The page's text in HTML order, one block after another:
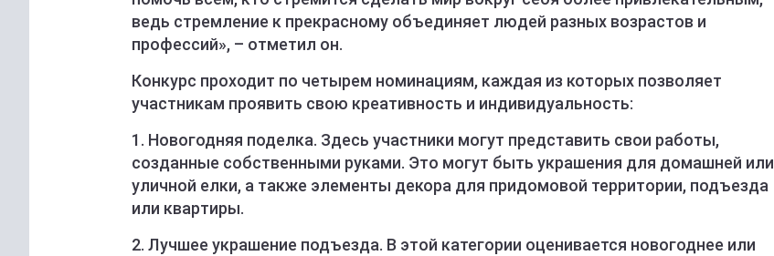
ведь стремление к прекрасному объединяет людей разных возрастов и
профессий», – отметил он.
Конкурс проходит по четырем номинациям, каждая из которых позволяет
участникам проявить свою креативность и индивидуальность:
1. Новогодняя поделка. Здесь участники могут представить свои работы,
созданные собственными руками. Это могут быть украшения для домашней или
уличной елки, а также элементы декора для придомовой территории, подъезда
или квартиры.
2. Лучшее украшение подъезда. В этой категории оценивается новогоднее или